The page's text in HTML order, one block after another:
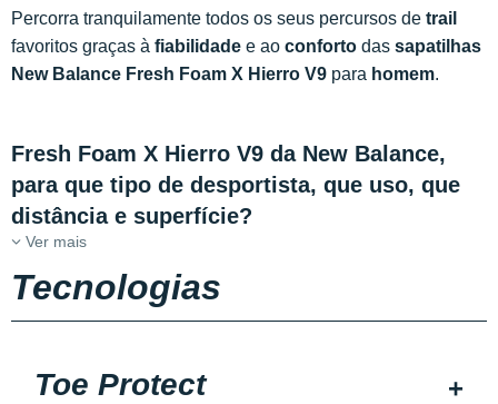
Percorra tranquilamente todos os seus percursos de trail
favoritos graças à fiabilidade e ao conforto das sapatilhas
New Balance Fresh Foam X Hierro V9 para homem.
Fresh Foam X Hierro V9 da New Balance,
para que tipo de desportista, que uso, que
distância e superfície?
Ver mais
Tecnologias
Toe Protect